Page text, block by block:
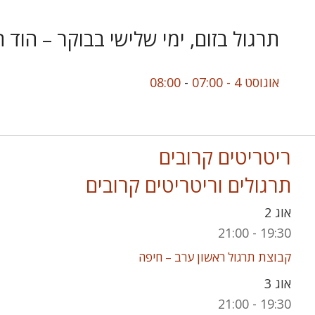
תרגול בזום, ימי שלישי בבוקר – הוד
אוגוסט 4 - 07:00 -
08:00
ריטריטים קרובים
תרגולים וריטריטים קרובים
אוג 2
19:30
-
21:00
קבוצת תרגול ראשון ערב – חיפה
אוג 3
19:30
-
21:00